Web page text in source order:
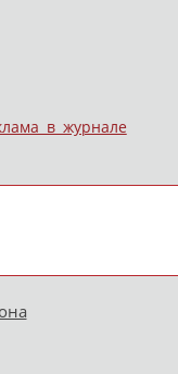
в журнале